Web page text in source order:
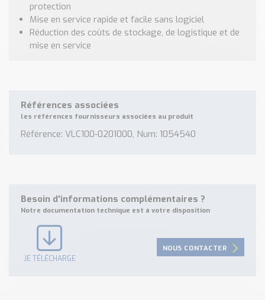
protection
Mise en service rapide et facile sans logiciel
Réduction des coûts de stockage, de logistique et de
mise en service
Références associées
les références fournisseurs associées au produit
Référence: VLC100-0201000, Num: 1054540
Besoin d'informations complémentaires ?
Notre documentation technique est à votre disposition
JE TÉLÉCHARGE
NOUS CONTACTER